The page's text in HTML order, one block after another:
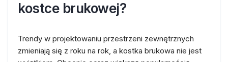
kostce brukowej?
Trendy w projektowaniu przestrzeni zewnętrznych
zmieniają się z roku na rok, a kostka brukowa nie jest